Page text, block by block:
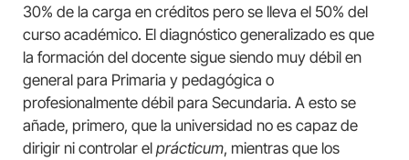
30% de la carga en créditos pero se lleva el 50% del
curso académico. El diagnóstico generalizado es que
la formación del docente sigue siendo muy débil en
general para Primaria y pedagógica o
profesionalmente débil para Secundaria. A esto se
añade, primero, que la universidad no es capaz de
dirigir ni controlar el prácticum, mientras que los